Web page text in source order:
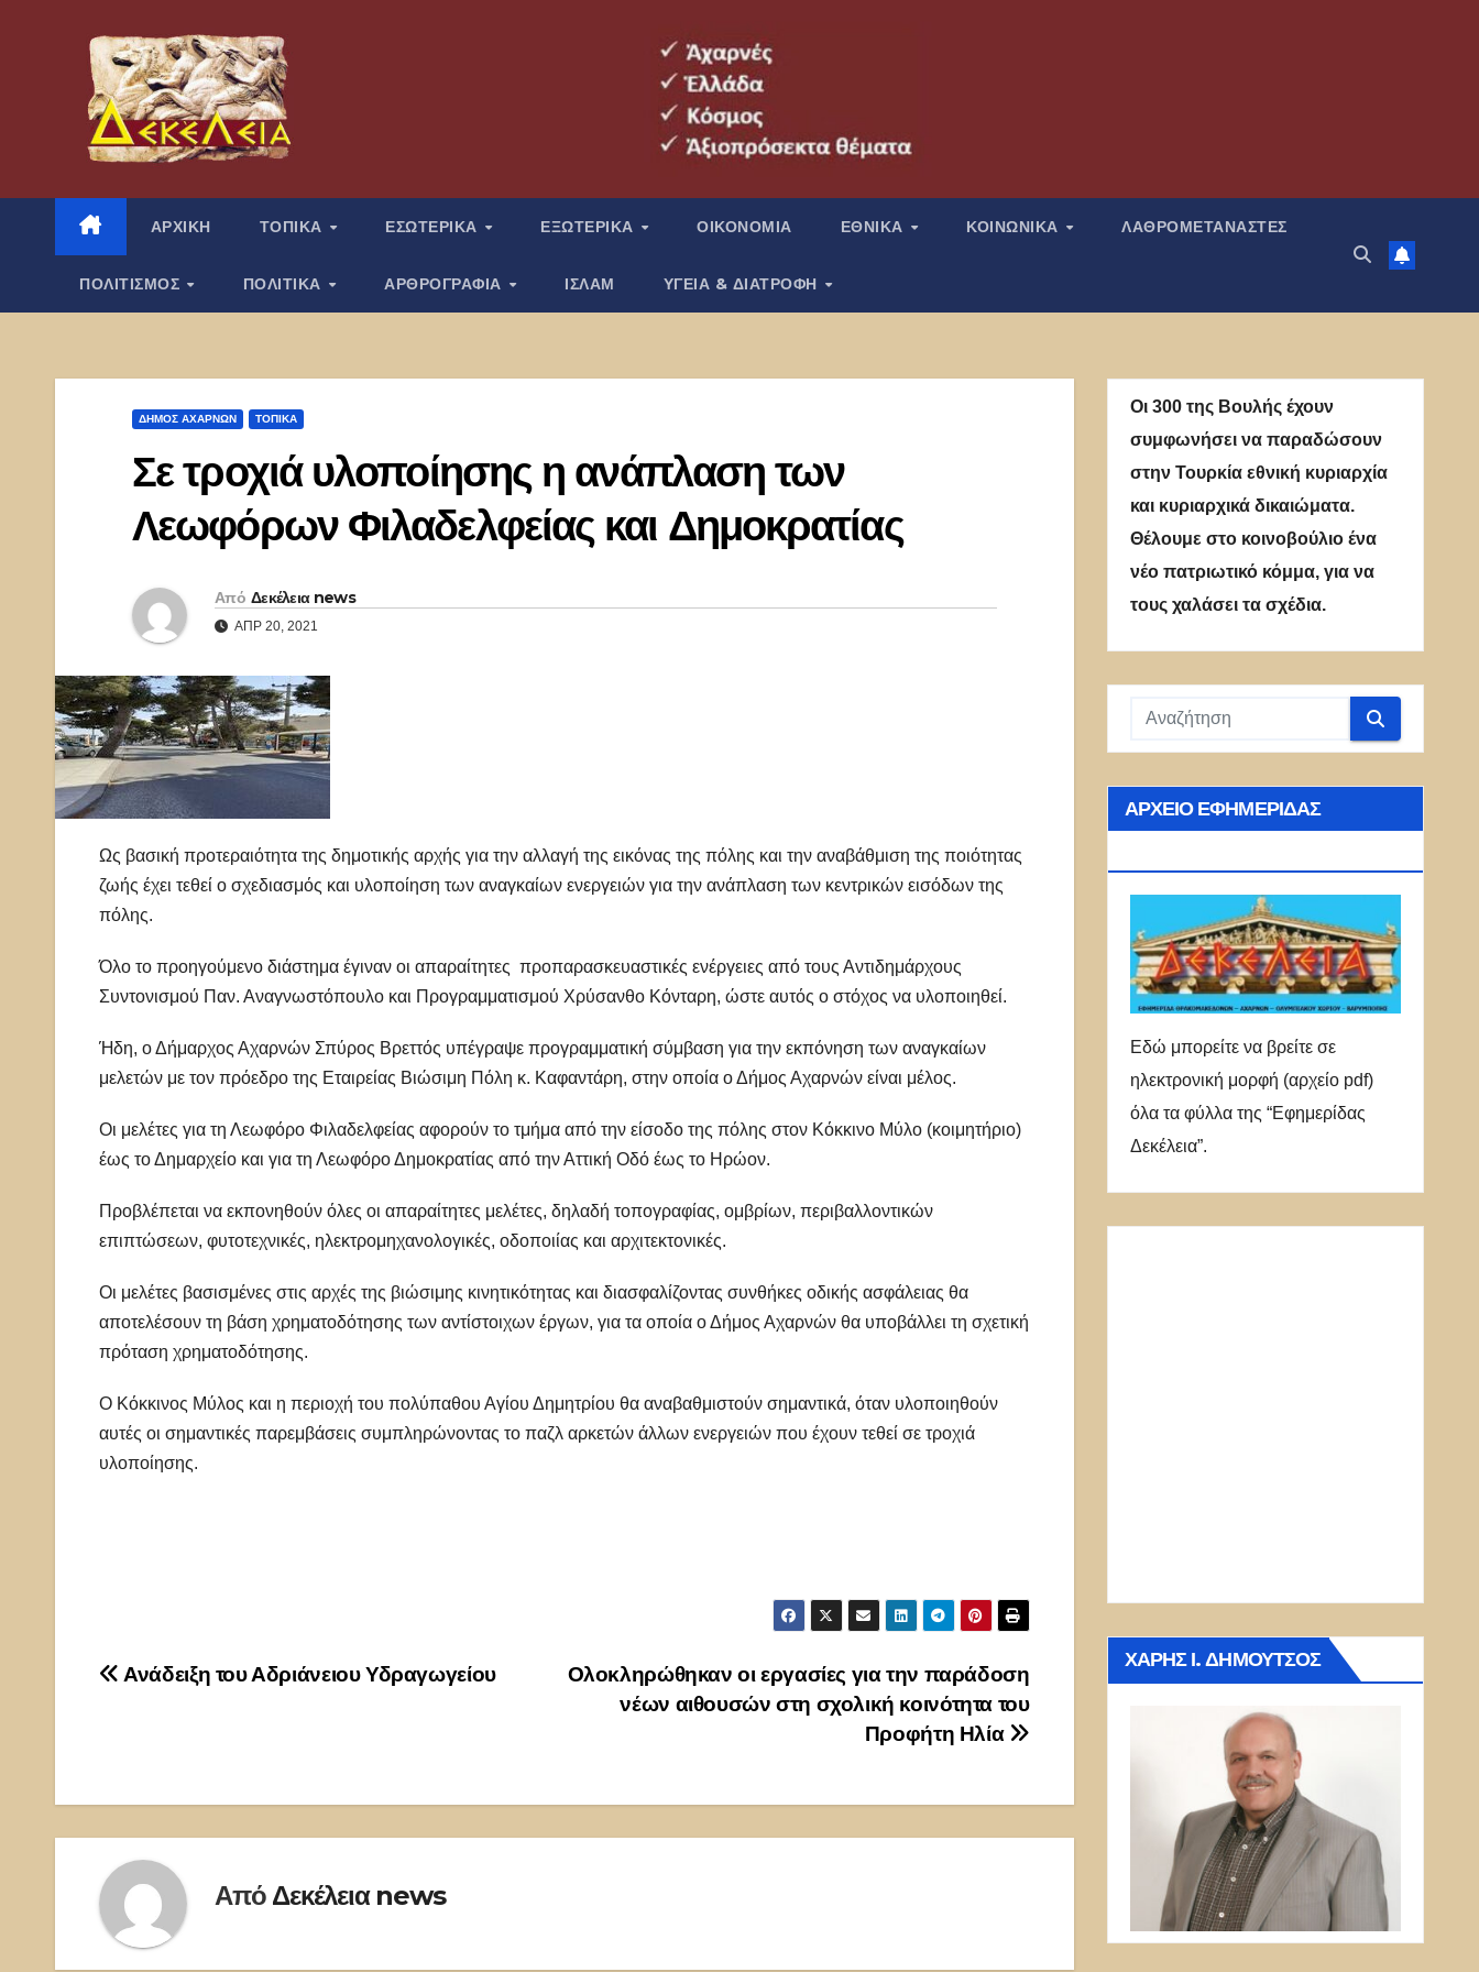
περιεχόμενο
ΑΡΧΙΚΗ ΤΟΠΙΚΑ ΕΣΩΤΕΡΙΚΑ ΕΞΩΤΕΡΙΚΑ ΟΙΚΟΝΟΜΙΑ ΕΘΝΙΚΑ ΚΟΙΝΩΝΙΚΑ ΛΑΘΡΟΜΕΤΑΝΑΣΤΕΣ
ΠΟΛΙΤΙΣΜΟΣ ΠΟΛΙΤΙΚΑ ΑΡΘΡΟΓΡΑΦΙΑ ΙΣΛΑΜ ΥΓΕΙΑ & ΔΙΑΤΡΟΦΗ
ΔΉΜΟΣ ΑΧΑΡΝΏΝ ΤΟΠΙΚΑ
Σε τροχιά υλοποίησης η ανάπλαση των
Λεωφόρων Φιλαδελφείας και Δημοκρατίας
Από Δεκέλεια news
ΑΠΡ 20, 2021
Ως βασική προτεραιότητα της δημοτικής αρχής για την αλλαγή της εικόνας της πόλης και την αναβάθμιση της ποιότητας
ζωής έχει τεθεί ο σχεδιασμός και υλοποίηση των αναγκαίων ενεργειών για την ανάπλαση των κεντρικών εισόδων της
πόλης.
Όλο το προηγούμενο διάστημα έγιναν οι απαραίτητες προπαρασκευαστικές ενέργειες από τους Αντιδημάρχους
Συντονισμού Παν. Αναγνωστόπουλο και Προγραμματισμού Χρύσανθο Κόνταρη, ώστε αυτός ο στόχος να υλοποιηθεί.
Ήδη, ο Δήμαρχος Αχαρνών Σπύρος Βρεττός υπέγραψε προγραμματική σύμβαση για την εκπόνηση των αναγκαίων
μελετών με τον πρόεδρο της Εταιρείας Βιώσιμη Πόλη κ. Καφαντάρη, στην οποία ο Δήμος Αχαρνών είναι μέλος.
Οι μελέτες για τη Λεωφόρο Φιλαδελφείας αφορούν το τμήμα από την είσοδο της πόλης στον Κόκκινο Μύλο (κοιμητήριο)
έως το Δημαρχείο και για τη Λεωφόρο Δημοκρατίας από την Αττική Οδό έως το Ηρώον.
Προβλέπεται να εκπονηθούν όλες οι απαραίτητες μελέτες, δηλαδή τοπογραφίας, ομβρίων, περιβαλλοντικών
επιπτώσεων, φυτοτεχνικές, ηλεκτρομηχανολογικές, οδοποιίας και αρχιτεκτονικές.
Οι μελέτες βασισμένες στις αρχές της βιώσιμης κινητικότητας και διασφαλίζοντας συνθήκες οδικής ασφάλειας θα
αποτελέσουν τη βάση χρηματοδότησης των αντίστοιχων έργων, για τα οποία ο Δήμος Αχαρνών θα υποβάλλει τη σχετική
πρόταση χρηματοδότησης.
Ο Κόκκινος Μύλος και η περιοχή του πολύπαθου Αγίου Δημητρίου θα αναβαθμιστούν σημαντικά, όταν υλοποιηθούν
αυτές οι σημαντικές παρεμβάσεις συμπληρώνοντας το παζλ αρκετών άλλων ενεργειών που έχουν τεθεί σε τροχιά
υλοποίησης.
Πλοήγηση
Ολοκληρώθηκαν οι εργασίες για την παράδοση
νέων αιθουσών στη σχολική κοινότητα του
Προφήτη Ηλία
Ανάδειξη του Αδριάνειου Υδραγωγείου
Από Δεκέλεια news
Οι 300 της Βουλής έχουν
συμφωνήσει να παραδώσουν
στην Τουρκία εθνική κυριαρχία
και κυριαρχικά δικαιώματα.
Θέλουμε στο κοινοβούλιο ένα
νέο πατριωτικό κόμμα, για να
τους χαλάσει τα σχέδια.
ΑΡΧΕΊΟ ΕΦΗΜΕΡΊΔΑΣ
Εδώ μπορείτε να βρείτε σε
ηλεκτρονική μορφή (αρχείο pdf)
όλα τα φύλλα της “Εφημερίδας
Δεκέλεια”.
ΧΆΡΗΣ Ι. ΔΗΜΟΎΤΣΟΣ